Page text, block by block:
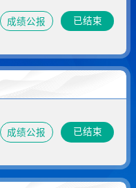
成绩公报 已结束
成绩公报 已结束